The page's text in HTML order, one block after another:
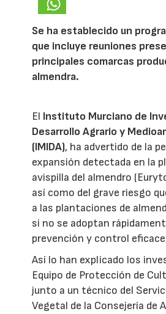
Se ha establecido un
que incluye reuniones
principales comarcas
almendra.
El Instituto Murciano de
Desarrollo Agrario y
(IMIDA), ha advertido de la
expansión detectada en la
avispilla del almendro
así como del grave riesgo
a las plantaciones de
si no se adoptan
prevención y control
Así lo han explicado los
Equipo de Protección de
junto a un técnico del
Vegetal de la Consejería de